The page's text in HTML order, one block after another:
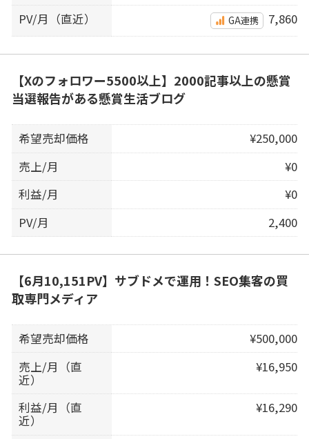
PV/月（直近） GA連携 7,860
【Xのフォロワー5500以上】2000記事以上の懸賞
当選報告がある懸賞生活ブログ
希望売却価格
¥250,000
売上/月
¥0
利益/月
¥0
PV/月
2,400
【6月10,151PV】サブドメで運用！SEO集客の買
取専門メディア
希望売却価格
¥500,000
売上/月（直
近）
¥16,950
利益/月（直
近）
¥16,290